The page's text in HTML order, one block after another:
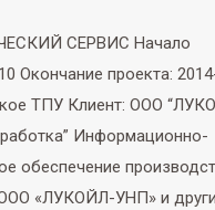
СЕРВИС Начало
Окончание проекта:
ТПУ Клиент: ООО
Информационно-
обеспечение
«ЛУКОЙЛ-УНП» и